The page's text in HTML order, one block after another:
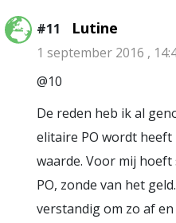
#11 Lutine
1 september 2016 ,
@10
De reden heb ik al
elitaire PO wordt heeft
waarde. Voor mij
PO, zonde van het
verstandig om zo af